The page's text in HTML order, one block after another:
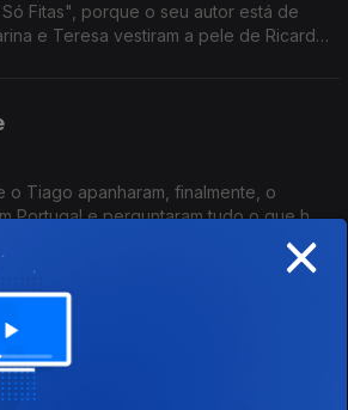
Fitas", porque o seu autor está de
e Teresa vestiram a pele de Ricardo
o Tiago apanharam, finalmente, o
Portugal e perguntaram tudo o que há
sim senhor
Travel + Leisure, a melhor cidade é...
Marta Rocha, que ela explica-nos
×